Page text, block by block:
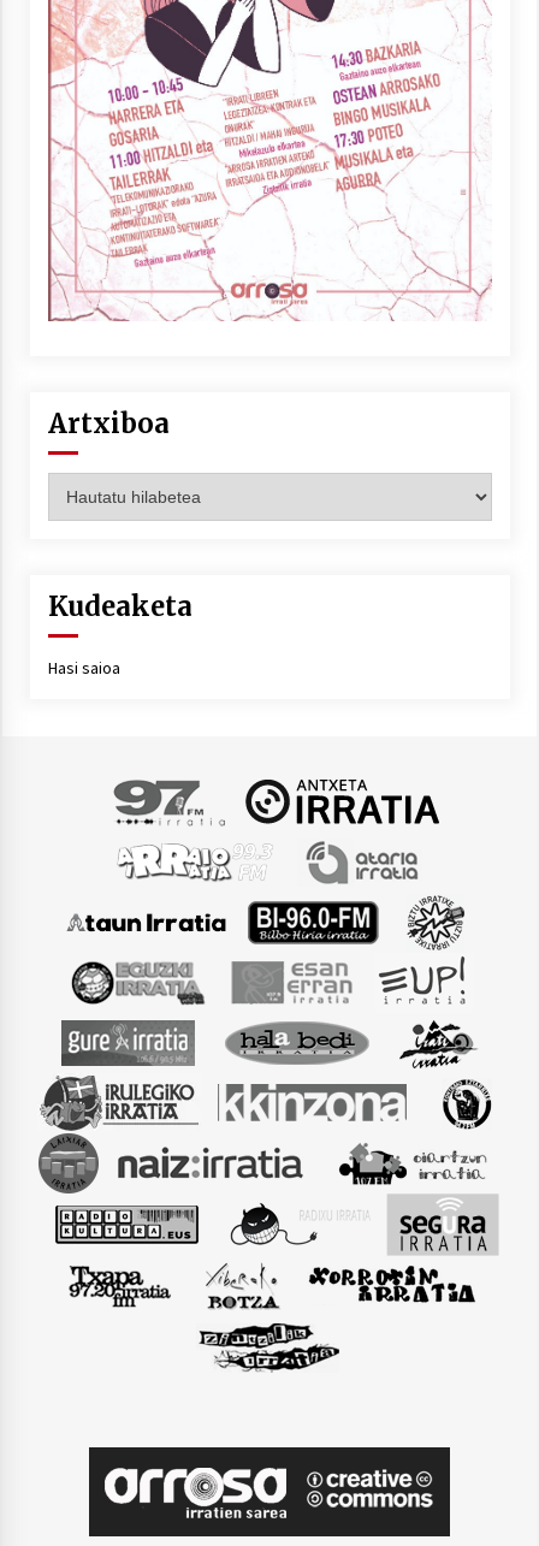
Artxiboa
Kudeaketa
Hasi saioa